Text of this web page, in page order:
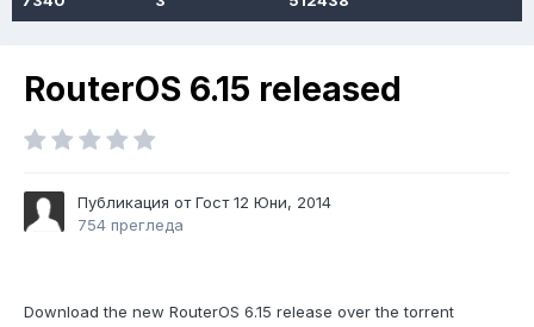
RouterOS 6.15 released
Публикация от Гост12 Юни, 2014
754 прегледа
Download the new RouterOS 6.15 release over the torrent